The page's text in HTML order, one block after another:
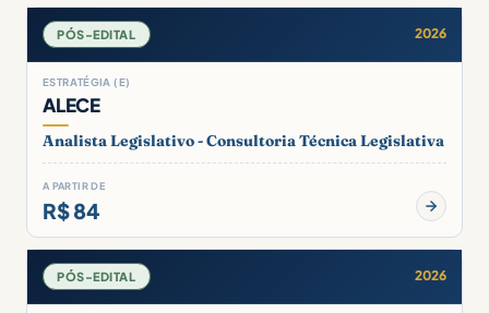
PÓS-EDITAL 2026
ESTRATÉGIA (E)
ALECE
Analista Legislativo - Consultoria Técnica Legislativa
A PARTIR DE
R$ 84
PÓS-EDITAL 2026